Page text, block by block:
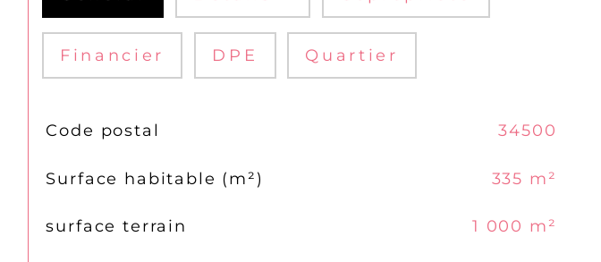
Financier DPE Quartier
TRAD_SIROCCO_Caracteristique
Code postal 34500
Surface habitable (m²) 335 m²
surface terrain 1 000 m²